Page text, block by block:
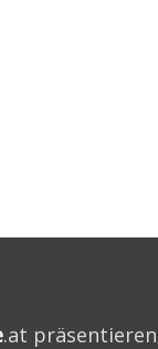
.at